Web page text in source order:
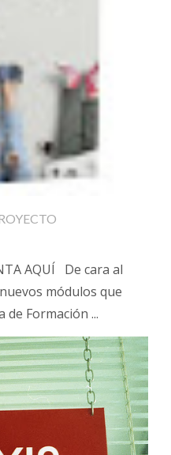
AQUÍ De cara al
módulos que
Formación ...